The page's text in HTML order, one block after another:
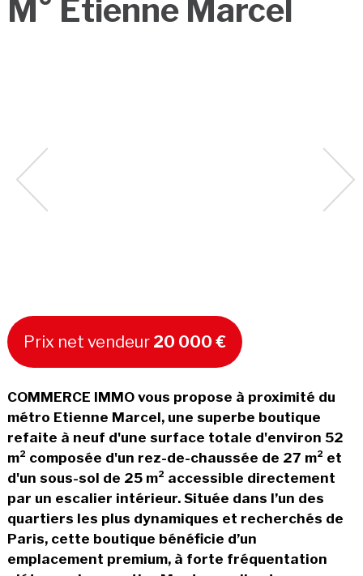
M° Etienne Marcel
Prix net vendeur 20 000 €
COMMERCE IMMO vous propose à proximité du
métro Etienne Marcel, une superbe boutique
refaite à neuf d'une surface totale d'environ 52
m² composée d'un rez-de-chaussée de 27 m² et
d'un sous-sol de 25 m² accessible directement
par un escalier intérieur. Située dans l’un des
quartiers les plus dynamiques et recherchés de
Paris, cette boutique bénéficie d’un
emplacement premium, à forte fréquentation